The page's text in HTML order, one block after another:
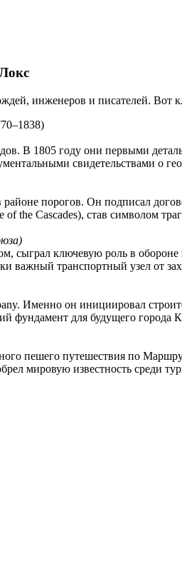
инженеров и писателей. Вот
В 1805 году они первыми
свидетельствами о
порогов. Он подписал
the Cascades), став символом
сыграл ключевую роль в
важный транспортный узел от
Именно он инициировал
фундамент для будущего города
пешего путешествия по
мировую известность среди